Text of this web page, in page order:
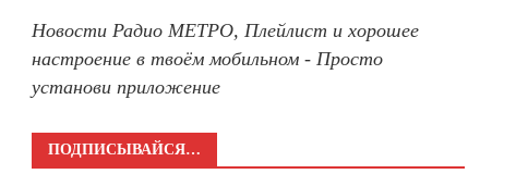
Новости Радио МЕТРО, Плейлист и хорошее
настроение в твоём мобильном - Просто
установи приложение
ПОДПИСЫВАЙСЯ…